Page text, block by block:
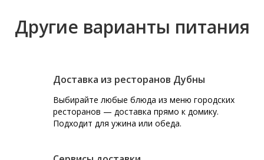
Другие варианты питания
Доставка из ресторанов Дубны
Выбирайте любые блюда из меню городских
ресторанов — доставка прямо к домику.
Подходит для ужина или обеда.